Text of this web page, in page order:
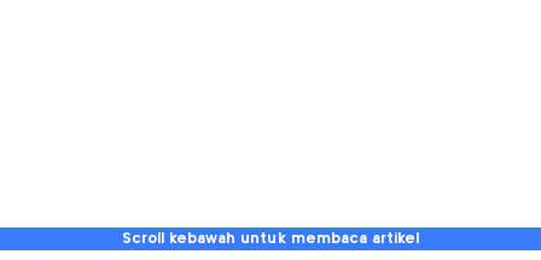
Scroll kebawah untuk membaca artikel